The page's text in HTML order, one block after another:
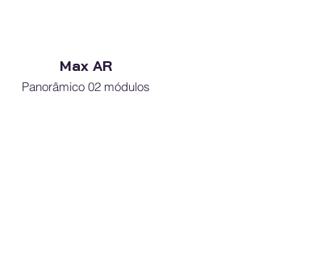
Max AR
Panorâmico 02 módulos